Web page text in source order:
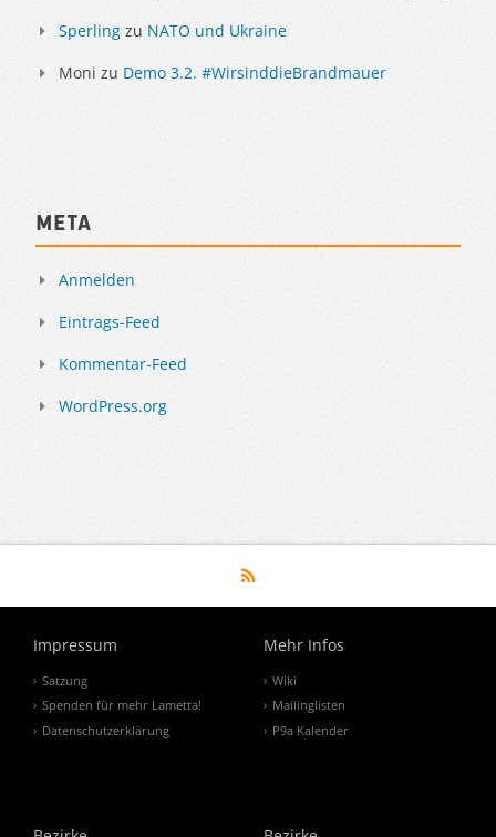
Sperling zu NATO und Ukraine
Moni zu Demo 3.2. #WirsinddieBrandmauer
Meta
Anmelden
Eintrags-Feed
Kommentar-Feed
WordPress.org
Impressum
Satzung
Spenden für mehr Lametta!
Datenschutzerklärung
Mehr Infos
Wiki
Mailinglisten
P9a Kalender